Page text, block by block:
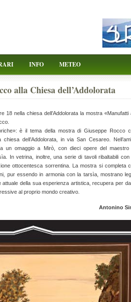
INFO METEO
alla Chiesa dell’Addolorata
18 nella chiesa dell’Addolorata la mostra «Manufatti
è il tema della mostra di Giuseppe Rocco
dell’Addolorata, in via San Cesareo.
un omaggio a Mirò, con dieci opere del maestro
In vetrina, inoltre, una serie di tavoli ribaltabili con
ottocentesca sorrentina. La mostra si completa
pur essendo in armonia con la tarsìa, mostrano
attuale della sua esperienza artistica, recupera per
al proprio mondo creativo.
Antonino